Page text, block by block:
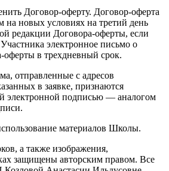
Договор-оферту. Договор-оферта
на новых условиях на третий день
редакции Договора-оферты, если
электронное письмо о
оферты в трехдневный срок.
отправленные с адресов
в заявке, признаются
электронной подписью — аналогом
материалов Школы.
а также изображения,
защищены авторским правом. Все